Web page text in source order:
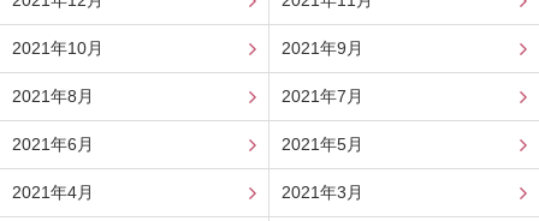
2021年10月 2021年9月
2021年8月 2021年7月
2021年6月 2021年5月
2021年4月 2021年3月